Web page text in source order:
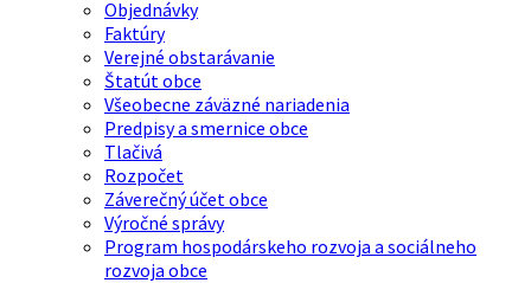
Objednávky
Faktúry
Verejné obstarávanie
Štatút obce
Všeobecne záväzné nariadenia
Predpisy a smernice obce
Tlačivá
Rozpočet
Záverečný účet obce
Výročné správy
Program hospodárskeho rozvoja a sociálneho
rozvoja obce